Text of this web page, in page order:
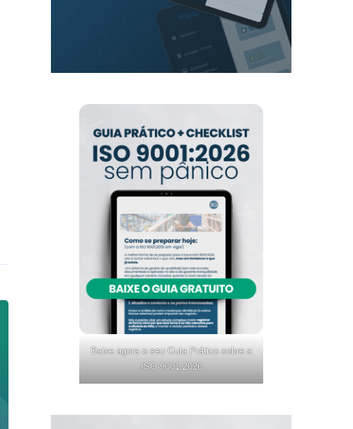
Baixe agora o seu Guia Prático sobre a
ISO 9001:2026